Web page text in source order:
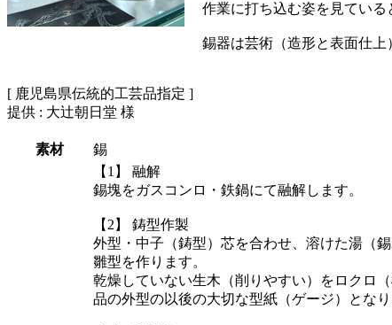
作業に打ち込む姿を見ている
錫器は芸術（造形と表面仕上
[ 鹿児島県伝統的工芸品指定 ]
提供 : 大辻朝日堂 様
素材 錫
【1】 融解
錫塊をガスコンロ・鉄鍋にて融解します。
【2】 鋳型作製
外型・中子（鋳型）芯を合わせ、溶けた湯（
雛型を作ります。
乾燥していない生木（削りやすい）をロクロ
品の外型の以後の大切な型紙（ゲージ）となり